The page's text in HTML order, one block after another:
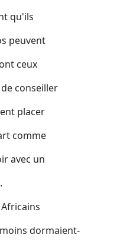
qu'ils
peuvent
ceux
conseiller
placer
comme
avec un
dormaient-